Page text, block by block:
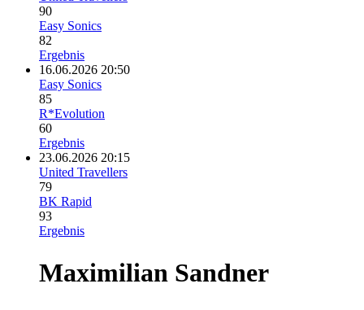
90
Easy Sonics
82
Ergebnis
16.06.2026 20:50
Easy Sonics
85
R*Evolution
60
Ergebnis
23.06.2026 20:15
United Travellers
79
BK Rapid
93
Ergebnis
Maximilian Sandner